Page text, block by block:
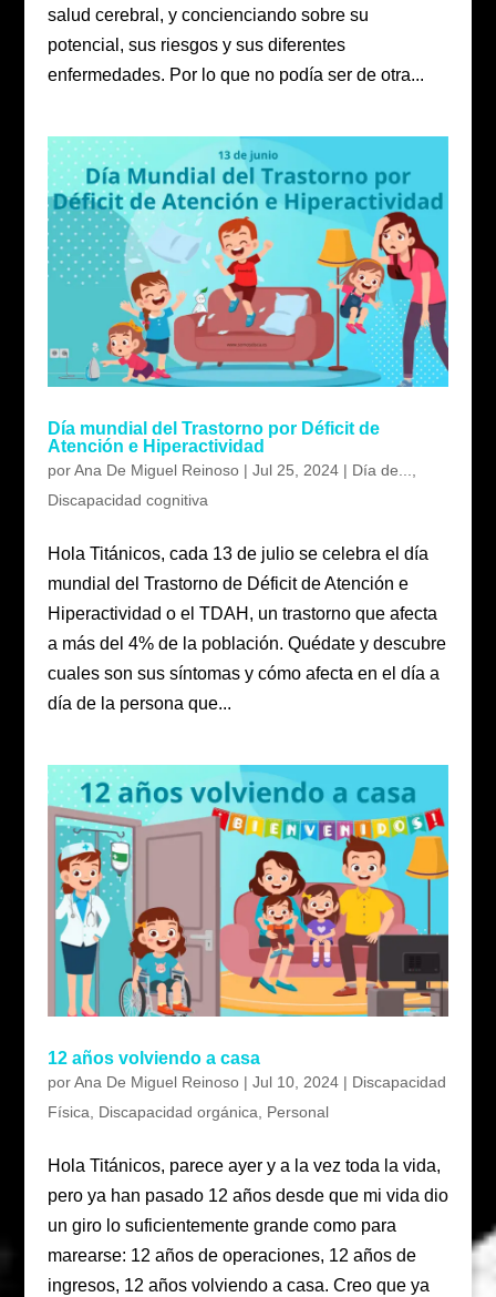
salud cerebral, y concienciando sobre su
potencial, sus riesgos y sus diferentes
enfermedades. Por lo que no podía ser de otra...
Día mundial del Trastorno por Déficit de
Atención e Hiperactividad
porAna De Miguel Reinoso| Jul 25, 2024| Día de...,
Discapacidad cognitiva
Hola Titánicos, cada 13 de julio se celebra el día
mundial del Trastorno de Déficit de Atención e
Hiperactividad o el TDAH, un trastorno que afecta
a más del 4% de la población. Quédate y descubre
cuales son sus síntomas y cómo afecta en el día a
día de la persona que...
12 años volviendo a casa
porAna De Miguel Reinoso| Jul 10, 2024| Discapacidad
Física
Discapacidad orgánica Personal
Hola Titánicos, parece ayer y a la vez toda la vida,
pero ya han pasado 12 años desde que mi vida dio
un giro lo suficientemente grande como para
marearse: 12 años de operaciones, 12 años de
ingresos, 12 años volviendo a casa. Creo que ya